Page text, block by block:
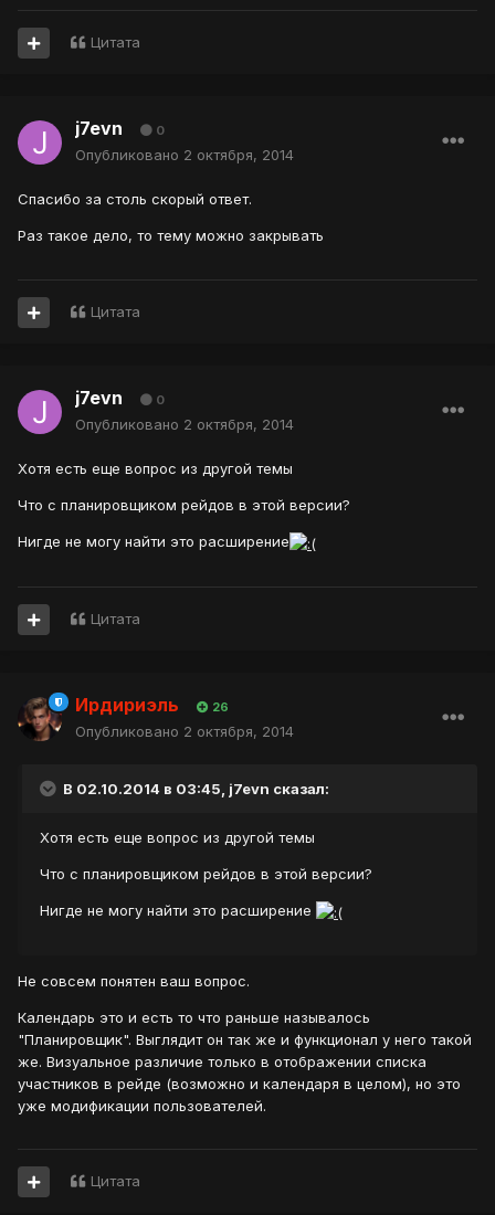
Цитата
j7evn 0
Опубликовано 2 октября, 2014
Спасибо за столь скорый ответ.
Раз такое дело, то тему можно закрывать
Цитата
j7evn 0
Опубликовано 2 октября, 2014
Хотя есть еще вопрос из другой темы
Что с планировщиком рейдов в этой версии?
Нигде не могу найти это расширение
Цитата
Ирдириэль 26
Опубликовано 2 октября, 2014
В 02.10.2014 в 03:45, j7evn сказал:
Хотя есть еще вопрос из другой темы
Что с планировщиком рейдов в этой версии?
Нигде не могу найти это расширение
Не совсем понятен ваш вопрос.
Календарь это и есть то что раньше называлось
"Планировщик". Выглядит он так же и функционал у него такой
же. Визуальное различие только в отображении списка
участников в рейде (возможно и календаря в целом), но это
уже модификации пользователей.
Цитата